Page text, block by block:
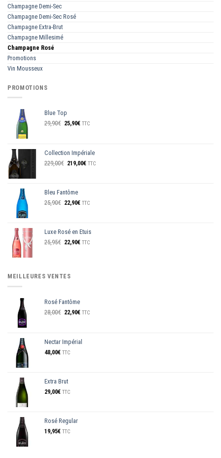
Champagne Demi-Sec
Champagne Demi-Sec Rosé
Champagne Extra-Brut
Champagne Millesimé
Champagne Rosé
Promotions
Vin Mousseux
PROMOTIONS
Blue Top
29,90€ Le
29,90€.
25,90€Le
25,90€.
TTC
Collection Impériale
229,00€ Le
229,00€.
219,00€LeTTC
Bleu Fantôme
25,90€ Le
25,90€.
22,90€Le
22,90€.
TTC
Luxe Rosé en Etuis
25,95€ Le
25,95€.
22,90€LeTTC
MEILLEURES VENTES
Rosé Fantôme
28,00€ Le
28,00€.
22,90€Le
22,90€.
TTC
Nectar Impérial
48,00€ TTC
Extra Brut
29,00€ TTC
Rosé Regular
19,95€ TTC